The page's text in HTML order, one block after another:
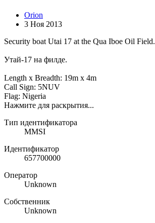
Orion
3 Ноя 2013
Security boat Utai 17 at the Qua Iboe Oil Field.
Утай-17 на филде.
Length x Breadth: 19m x 4m
Call Sign: 5NUV
Flag: Nigeria
Нажмите для раскрытия...
Тип идентификатора
MMSI
Идентификатор
657700000
Оператор
Unknown
Собственник
Unknown